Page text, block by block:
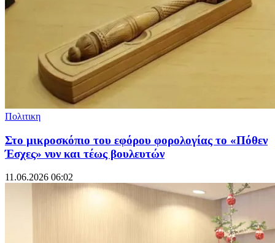
Πολιτικη
Στο μικροσκόπιο του εφόρου φορολογίας το «Πόθεν
Έσχες» νυν και τέως βουλευτών
11.06.2026 06:02